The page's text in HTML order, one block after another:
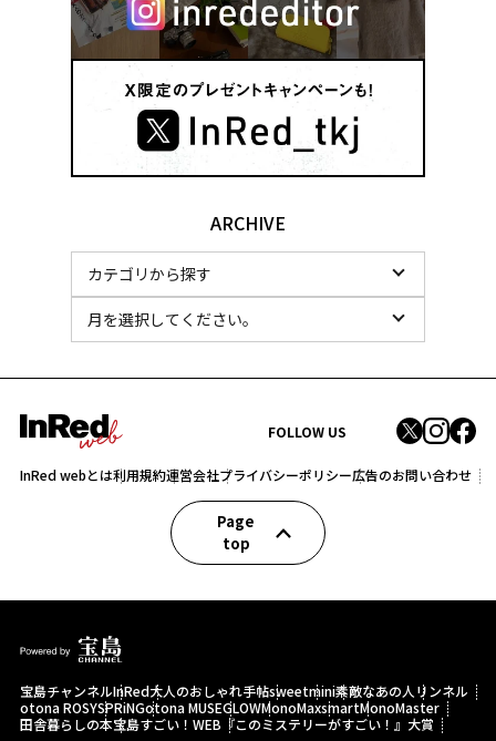
ARCHIVE
FOLLOW US
InRed webとは利用規約運営会社プライバシーポリシー広告のお問い合わせ
Page
top
宝島チャンネルInRed大人のおしゃれ手帖sweetmini素敵なあの人 リンネル
otona ROSYSPRiNGotona MUSEGLOWMonoMaxsmartMonoMaster
田舎暮らしの本宝島すごい！WEB 『このミステリーがすごい！』大賞